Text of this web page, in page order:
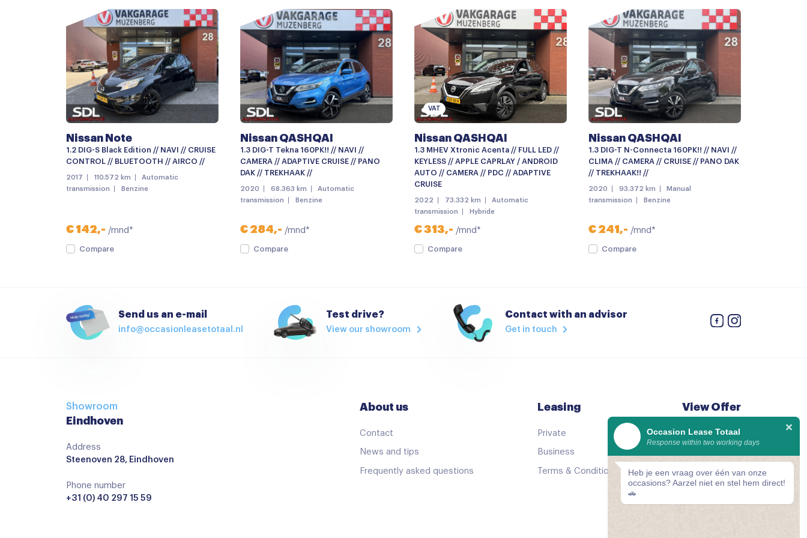
Bumpers in carrosseriekleur Centrale deurvergrendeling met afstandsbediening
Chroom delen exterieur Dakspoiler
Dimlichten automatisch Elektronische remkrachtverdeling
Getint glas Grootlichtassistent
Keyless entry Koplampen adaptief
LED achterlichten LED dagrijverlichting
LED koplampen Lichtmetalen velgen
Lichtmetalen velgen 17" Metaalkleur
Mistlampen voor Parkeersensor achter
Achteruitrijcamera
Android auto Apple carplay
Audio installatie keyless entry/start
Achterbank in delen neerklapbaar
Airco (automatisch) Airco met elektronische regeling
Cruise control adaptief
Keyless start
Lederen versnellingspook
Regensensor
Nissan Note
1.2 DIG-S Black Edition // NAVI // CRUISE
CONTROL // BLUETOOTH // AIRCO //
2017 110.572 km
Automatic
transmission
Benzine
€ 142,- /mnd*
Compare
Nissan QASHQAI
1.3 DIG-T Tekna 160PK!! // NAVI //
CAMERA // ADAPTIVE CRUISE // PANO
DAK // TREKHAAK //
2020 68.363 km
Automatic
transmission
Benzine
€ 284,- /mnd*
Compare
VAT
Nissan QASHQAI
1.3 MHEV Xtronic Acenta // FULL LED //
KEYLESS // APPLE CAPRLAY / ANDROID
AUTO // CAMERA // PDC // ADAPTIVE
CRUISE
2022 73.332 km
Automatic
transmission
Hybride
€ 313,- /mnd*
Compare
Nissan QASHQAI
1.3 DIG-T N-Connecta 160PK!! // NAVI //
CLIMA // CAMERA // CRUISE // PANO DAK
// TREKHAAK!! //
2020 93.372 km
Manual
transmission
Benzine
€ 241,- /mnd*
Compare
Send us an e-mail
info@occasionleasetotaal.nl
Test drive?
View our showroom
Contact with an advisor
Get in touch
Showroom
Eindhoven
Address
Steenoven 28, Eindhoven
Phone number
+31 (0) 40 297 15 59
About us
Contact
News and tips
Frequently asked questions
Leasing
Private
Business
Terms & Conditions
View Offer
See all cars
Comparator
Occasion Lease Totaal
Response within two working days
Heb je een vraag over één van onze
occasions? Aarzel niet en stel hem direct!
🚗